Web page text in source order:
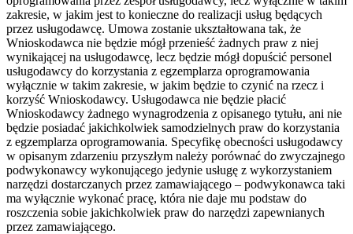
zakresie, w jakim jest to konieczne do realizacji usług będących
przez usługodawcę. Umowa zostanie ukształtowana tak, że
Wnioskodawca nie będzie mógł przenieść żadnych praw z niej
wynikającej na usługodawcę, lecz będzie mógł dopuścić personel
usługodawcy do korzystania z egzemplarza oprogramowania
wyłącznie w takim zakresie, w jakim będzie to czynić na rzecz i
korzyść Wnioskodawcy. Usługodawca nie będzie płacić
Wnioskodawcy żadnego wynagrodzenia z opisanego tytułu, ani nie
będzie posiadać jakichkolwiek samodzielnych praw do korzystania
z egzemplarza oprogramowania. Specyfikę obecności usługodawcy
w opisanym zdarzeniu przyszłym należy porównać do zwyczajnego
podwykonawcy wykonującego jedynie usługę z wykorzystaniem
narzędzi dostarczanych przez zamawiającego – podwykonawca taki
ma wyłącznie wykonać pracę, która nie daje mu podstaw do
roszczenia sobie jakichkolwiek praw do narzędzi zapewnianych
przez zamawiającego.